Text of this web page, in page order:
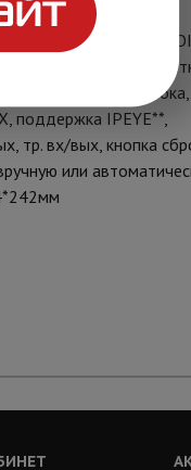
режима, антитуман,
ИК
потока), 3 потока,
поддержка IPEYE**,
тр. вх/вых, кнопка
или